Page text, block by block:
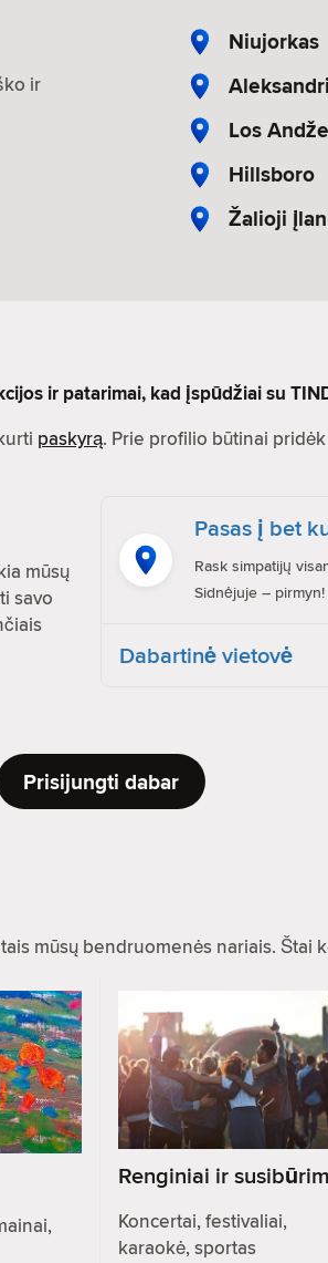
ir
Niujorkas
Los
Hillsboro
Žalioji
ir patarimai, kad įspūdžiai su
paskyrą. Prie profilio būtinai
mūsų
savo
Pasas į bet
Rask simpatijų
Sidnėjuje – pirmyn!
Dabartinė vietovė
Prisijungti dabar
mūsų bendruomenės nariais. Štai
Renginiai ir
Koncertai, festivaliai,
karaokė, sportas